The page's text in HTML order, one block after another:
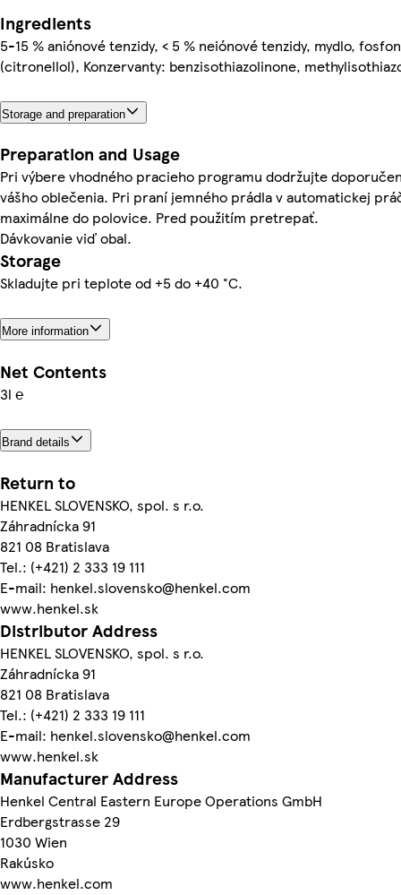
Ingredients
5-15 % aniónové tenzidy, < 5 % neiónové tenzidy, mydlo,
(citronellol), Konzervanty: benzisothiazolinone,
Storage and preparation
Preparation and Usage
Pri výbere vhodného pracieho programu dodržujte
vášho oblečenia. Pri praní jemného prádla v automatickej
maximálne do polovice. Pred použitím pretrepať.
Dávkovanie viď obal.
Storage
Skladujte pri teplote od +5 do +40 °C.
More information
Net Contents
3l ℮
Brand details
Return to
HENKEL SLOVENSKO, spol. s r.o.
Záhradnícka 91
821 08 Bratislava
Tel.: (+421) 2 333 19 111
E-mail: henkel.slovensko@henkel.com
www.henkel.sk
Distributor Address
HENKEL SLOVENSKO, spol. s r.o.
Záhradnícka 91
821 08 Bratislava
Tel.: (+421) 2 333 19 111
E-mail: henkel.slovensko@henkel.com
www.henkel.sk
Manufacturer Address
Henkel Central Eastern Europe Operations GmbH
Erdbergstrasse 29
1030 Wien
Rakúsko
www.henkel.com